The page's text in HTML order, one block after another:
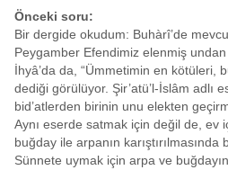
Önceki soru:
Bir dergide okudum: Buhàrî’de
Peygamber Efendimiz elenmiş undan
İhyâ’da da, “Ümmetimin en kötüleri,
dediği görülüyor. Şir’atü’l-İslâm adlı
bid’atlerden birinin unu elekten
Aynı eserde satmak için değil de, ev
buğday ile arpanın
Sünnete uymak için arpa ve